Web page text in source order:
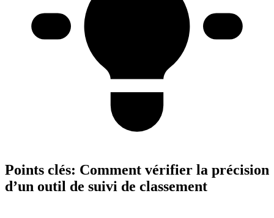
Points clés: Comment vérifier la précision
d’un outil de suivi de classement